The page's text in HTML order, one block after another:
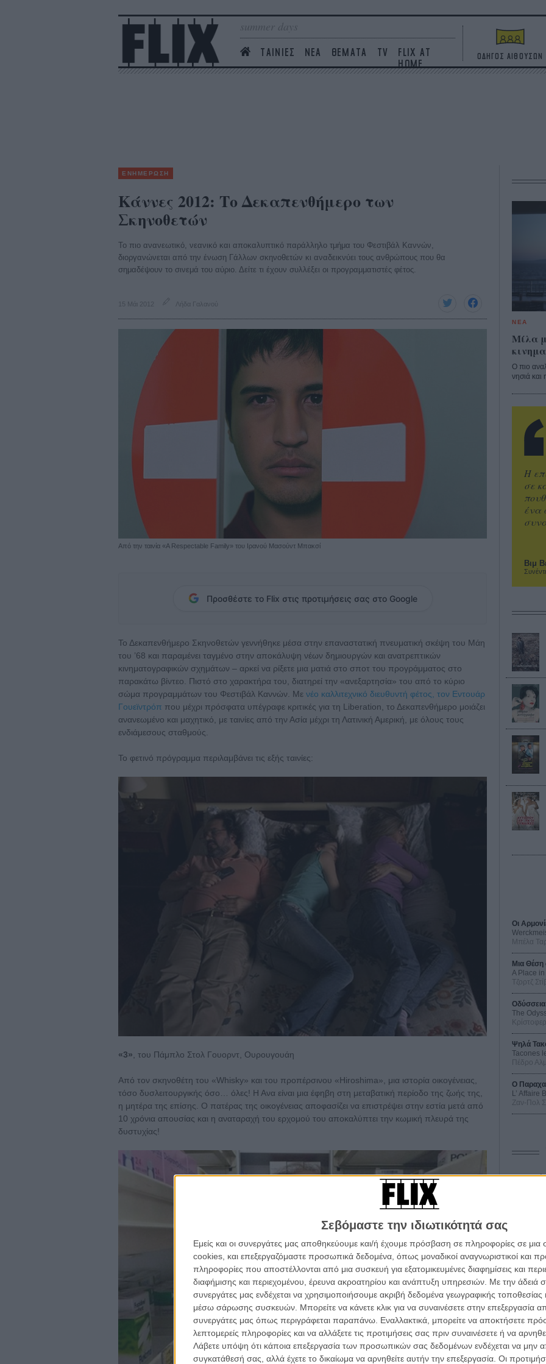
Σεβόμαστε την ιδιωτικότητά σας
Εμείς και οι συνεργάτες μας αποθηκεύουμε και/ή έχουμε πρόσβαση σε πληροφορίες σε
cookies, και επεξεργαζόμαστε προσωπικά δεδομένα, όπως μοναδικοί αναγνωριστικοί και
πληροφορίες που αποστέλλονται από μια συσκευή για εξατομικευμένες διαφημίσεις και
διαφήμισης και περιεχομένου, έρευνα ακροατηρίου και ανάπτυξη υπηρεσιών. Με την άδειά
συνεργάτες μας ενδέχεται να χρησιμοποιήσουμε ακριβή δεδομένα γεωγραφικής τοποθεσίας
μέσω σάρωσης συσκευών. Μπορείτε να κάνετε κλικ για να συναινέσετε στην επεξεργασία
συνεργάτες μας όπως περιγράφεται παραπάνω. Εναλλακτικά, μπορείτε να αποκτήσετε
λεπτομερείς πληροφορίες και να αλλάξετε τις προτιμήσεις σας πριν συναινέσετε ή να
Λάβετε υπόψη ότι κάποια επεξεργασία των προσωπικών σας δεδομένων ενδέχεται να μην
συγκατάθεσή σας, αλλά έχετε το δικαίωμα να αρνηθείτε αυτήν την επεξεργασία. Οι
summer days
ΤΑΙΝΙΕΣ ΝΕΑ ΘΕΜΑΤΑ TV
FLIX AT
HOME
ΟΔΗΓΟΣ ΑΙΘΟΥΣΩΝ
ΕΝΗΜΕΡΩΣΗ
Κάννες 2012: Το Δεκαπενθήμερο των
Σκηνοθετών
Το πιο ανανεωτικό, νεανικό και αποκαλυπτικό παράλληλο τμήμα του Φεστιβάλ Καννών,
διοργανώνεται από την ένωση Γάλλων σκηνοθετών κι αναδεικνύει τους ανθρώπους που θα
σημαδέψουν το σινεμά του αύριο. Δείτε τι έχουν συλλέξει οι προγραμματιστές φέτος.
15 Μάι 2012 Λήδα Γαλανού
Από την ταινία «A Respectable Family» του Ιρανού Μασούντ Μπακσί
Προσθέστε το Flix στις προτιμήσεις σας στο Google
Το Δεκαπενθήμερο Σκηνοθετών γεννήθηκε μέσα στην επαναστατική πνευματική σκέψη του Μάη
του ’68 και παραμένει ταγμένο στην αποκάλυψη νέων δημιουργών και ανατρεπτικών
κινηματογραφικών σχημάτων – αρκεί να ρίξετε μια ματιά στο σποτ του προγράμματος στο
παρακάτω βίντεο. Πιστό στο χαρακτήρα του, διατηρεί την «ανεξαρτησία» του από το κύριο
σώμα προγραμμάτων του Φεστιβάλ Καννών. Με νέο καλλιτεχνικό διευθυντή φέτος, τον Εντουάρ
Γουεϊντρόπ που μέχρι πρόσφατα υπέγραφε κριτικές για τη Liberation, το Δεκαπενθήμερο μοιάζει
ανανεωμένο και μαχητικό, με ταινίες από την Ασία μέχρι τη Λατινική Αμερική, με όλους τους
ενδιάμεσους σταθμούς.
Το φετινό πρόγραμμα περιλαμβάνει τις εξής ταινίες:
«3», του Πάμπλο Στολ Γουορντ, Ουρουγουάη
Από τον σκηνοθέτη του «Whisky» και του προπέρσινου «Hiroshima», μια ιστορία οικογένειας,
τόσο δυσλειτουργικής όσο… όλες! Η Ανα είναι μια έφηβη στη μεταβατική περίοδο της ζωής της,
η μητέρα της επίσης. Ο πατέρας της οικογένειας αποφασίζει να επιστρέψει στην εστία μετά από
10 χρόνια απουσίας και η αναταραχή του ερχομού του αποκαλύπτει την κωμική πλευρά της
δυστυχίας!
ΝΕΑ
Μίλα
Ο πιο
νησιά και
Βιμ
Η
σε
ένα
Οι
Μπέλα
Μια Θέση
A Place
Τζορτζ
Οδύσσεια
The
Ψηλά
Tacones
Πέδρο
Ο
L’ Affaire
Ζαν-Πολ
Ο
10
τον